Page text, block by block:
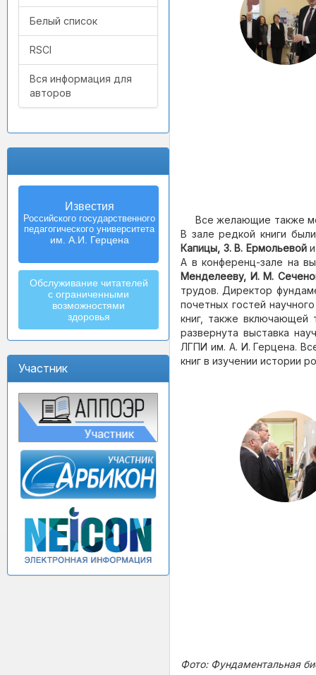
Белый список
RSCI
Вся информация для
авторов
Известия
Российского государственного
педагогического университета
им. А.И. Герцена
Izvestia:
Herzen University
Journal of
Humanities & Sciences
Обслуживание читателей
с ограниченными
возможностями
здоровья
Участник
Все желающие также
В зале редкой книги
Капицы, З. В. Ермольевойи
А в конференц-зале на
Менделееву, И. М.
трудов. Директор
почетных гостей
книг, также включающей
развернута выставка
ЛГПИ им. А. И. Герцена.
книг в изучении истории
Фото: Фундаментальная